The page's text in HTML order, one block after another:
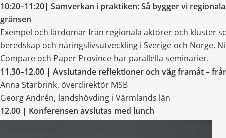
10:20–11:20| Samverkan i praktiken: Så bygger vi
gränsen
Exempel och lärdomar från regionala aktörer och kluster
beredskap och näringslivsutveckling i Sverige och Norge.
Compare och Paper Province har parallella seminarier.
11.30–12.00 | Avslutande reflektioner och väg framåt –
Anna Starbrink, överdirektör MSB
Georg Andrén, landshövding i Värmlands län
12.00 | Konferensen avslutas med lunch